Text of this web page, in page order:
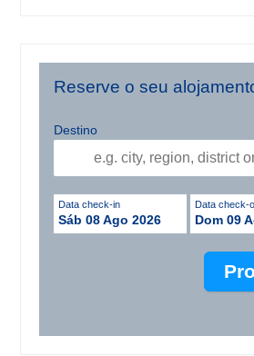
Reserve o seu
Destino
Data check-in
Sáb 08 Ago 2026
Data check-
Dom 09